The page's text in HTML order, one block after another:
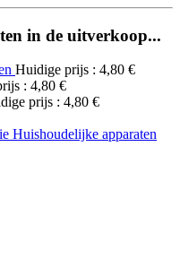
in de uitverkoop...
Huidige prijs : 4,80 €
: 4,80 €
prijs : 4,80 €
Huishoudelijke apparaten